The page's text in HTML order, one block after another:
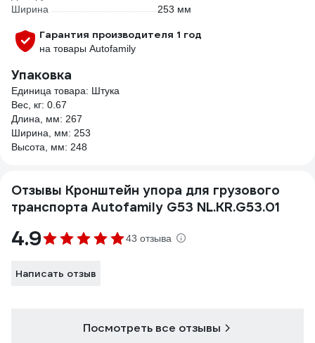
Ширина
253 мм
Гарантия производителя 1 год
на товары Autofamily
Упаковка
Единица товара: Штука
Вес, кг: 0.67
Длина, мм: 267
Ширина, мм: 253
Высота, мм: 248
Отзывы Кронштейн упора для грузового
транспорта Autofamily G53 NL.KR.G53.01
4.9 43 отзыва
Написать отзыв
Посмотреть все отзывы